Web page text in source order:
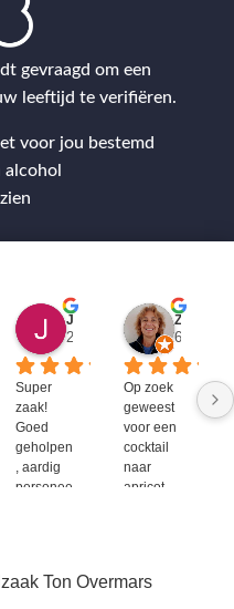
gevraagd om een
leeftijd te verifiëren.
voor jou bestemd
2 jaar geleden
Super
zaak!
Goed
geholpen
, aardig
personee
6 jaar
Op zoek
geweest
voor een
cocktail
naar
apricot
niet te
Ton Overmars